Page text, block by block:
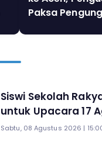
Paksa
Siswi Sekolah
untuk Upacara 17
Sabtu, 08 Agustus 2026 |